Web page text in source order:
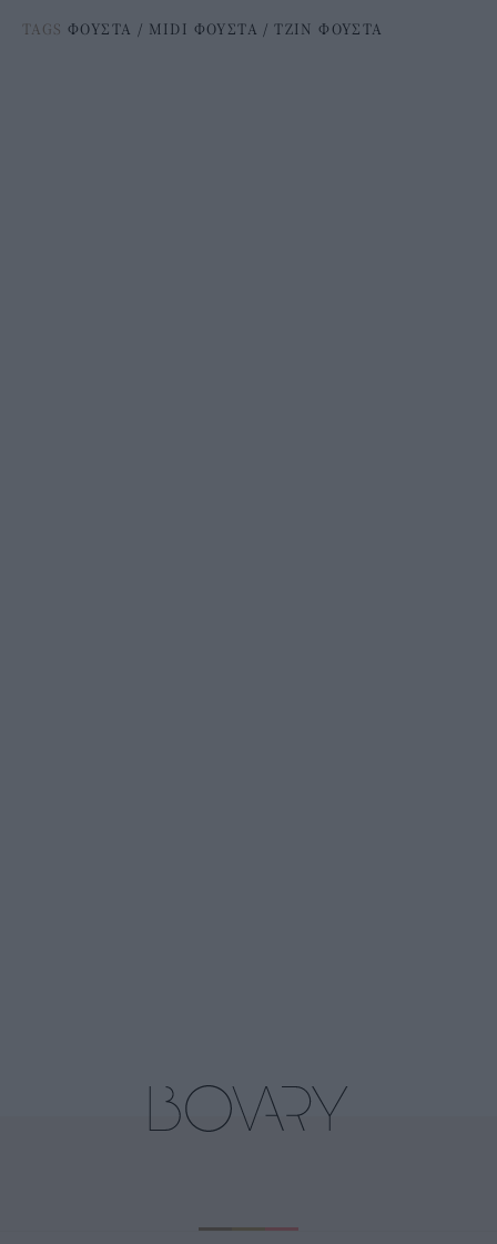
TAGS ΦΟΥΣΤΑ / MIDI ΦΟΥΣΤΑ / ΤΖΙΝ ΦΟΥΣΤΑ